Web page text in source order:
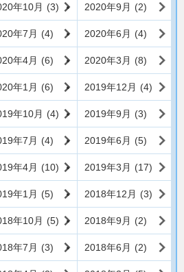
年10月 (3) 2020年9月 (2)
年7月 (4) 2020年6月 (4)
年4月 (6) 2020年3月 (8)
年1月 (6) 2019年12月 (4)
年10月 (4) 2019年9月 (3)
年7月 (4) 2019年6月 (5)
年4月 (10) 2019年3月 (17)
年1月 (5) 2018年12月 (3)
年10月 (5) 2018年9月 (2)
年7月 (3) 2018年6月 (2)